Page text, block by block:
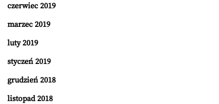
czerwiec 2019
marzec 2019
luty 2019
styczeń 2019
grudzień 2018
listopad 2018